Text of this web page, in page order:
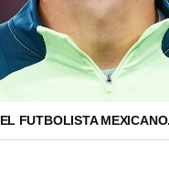
FUTBOLISTA MEXICANO.